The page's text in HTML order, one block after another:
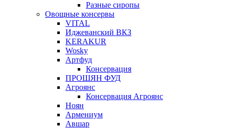
Разные сиропы
Овощные консервы
VITAL
Иджеванский ВКЗ
KERAKUR
Wosky
Артфуд
Консервация
ПРОШЯН ФУД
Агроянс
Консервация Агроянс
Ноян
Армениум
Авшар